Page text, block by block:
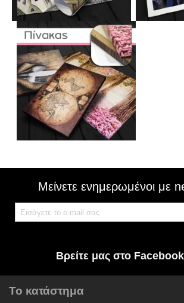
Μείνετε ενημερωμένοι με
Βρείτε μας στο Facebook
Το κατάστημα